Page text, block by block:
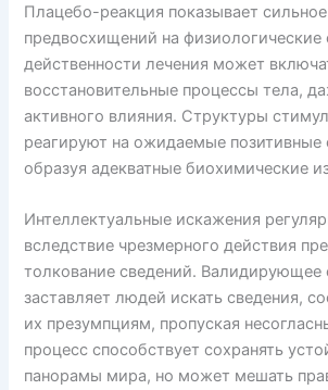
Плацебо-реакция показывает
предвосхищений на физиологические
действенности лечения может
восстановительные процессы тела,
активного влияния. Структуры
реагируют на ожидаемые позитивные
образуя адекватные биохимические
Интеллектуальные искажения
вследствие чрезмерного действия
толкование сведений.
заставляет людей искать сведения,
их презумпциям, пропуская
процесс способствует сохранять
панорамы мира, но может мешать